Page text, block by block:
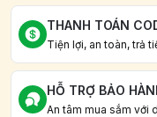
THANH TOÁN
Tiện lợi, an toàn, trả
HỖ TRỢ BẢO
An tâm mua sắm với